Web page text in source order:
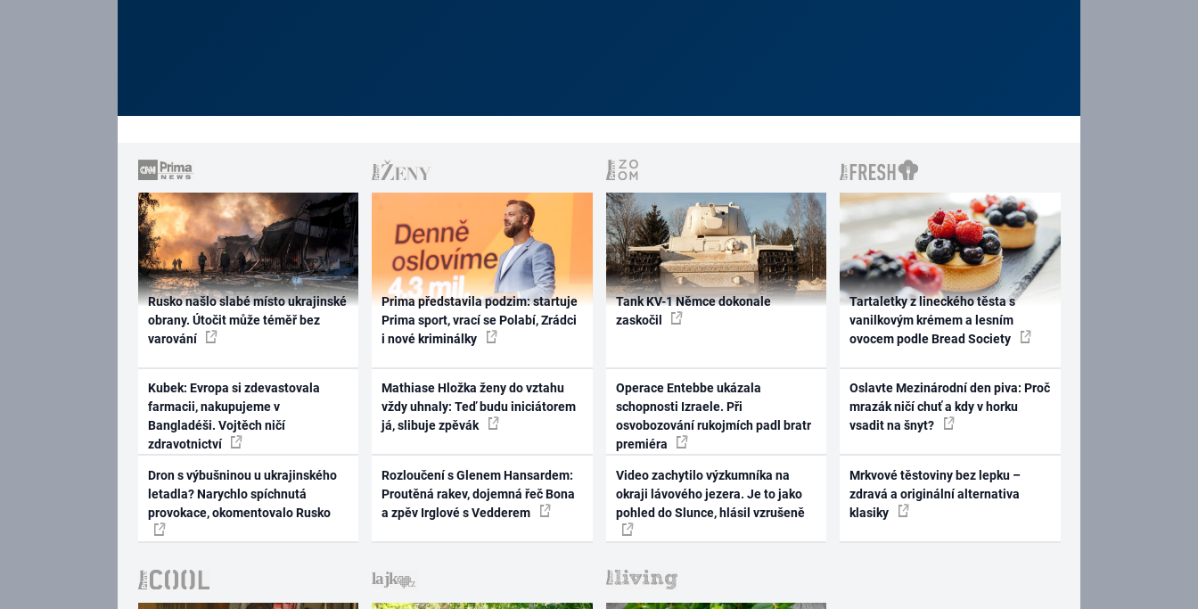
Rusko našlo slabé místo ukrajinské
obrany. Útočit může téměř bez
varování
Kubek: Evropa si zdevastovala
farmacii, nakupujeme v
Bangladéši. Vojtěch ničí
zdravotnictví
Dron s výbušninou u ukrajinského
letadla? Narychlo spíchnutá
provokace, okomentovalo Rusko
Prima představila podzim: startuje
Prima sport, vrací se Polabí, Zrádci
i nové kriminálky
Mathiase Hložka ženy do vztahu
vždy uhnaly: Teď budu iniciátorem
já, slibuje zpěvák
Rozloučení s Glenem Hansardem:
Proutěná rakev, dojemná řeč Bona
a zpěv Irglové s Vedderem
Tank KV-1 Němce dokonale
zaskočil
Operace Entebbe ukázala
schopnosti Izraele. Při
osvobozování rukojmích padl bratr
premiéra
Video zachytilo výzkumníka na
okraji lávového jezera. Je to jako
pohled do Slunce, hlásil vzrušeně
Tartaletky z lineckého těsta s
vanilkovým krémem a lesním
ovocem podle Bread Society
Oslavte Mezinárodní den piva: Proč
mrazák ničí chuť a kdy v horku
vsadit na šnyt?
Mrkvové těstoviny bez lepku –
zdravá a originální alternativa
klasiky